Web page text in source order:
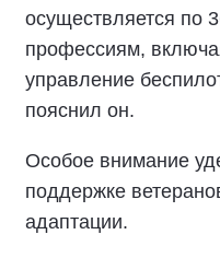
осуществляется по
профессиям,
управление
пояснил он.
Особое внимание
поддержке
адаптации.